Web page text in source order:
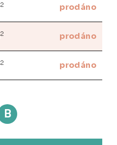
2 prodáno
2 prodáno
2 prodáno
B